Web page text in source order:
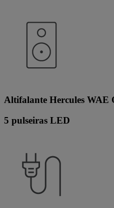
Altifalante Hercules WAE
5 pulseiras LED